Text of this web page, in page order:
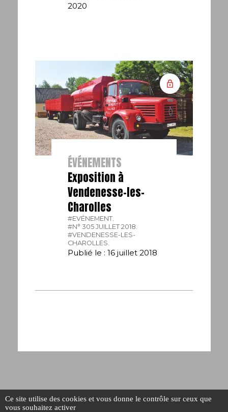
2020
ÉVÉNEMENTS
Exposition à
Vendenesse-les-
Charolles
#EVÉNEMENT.
#N° 305 JUILLET 2018.
#VENDENESSE-LES-
CHAROLLES.
Publié le : 16 juillet 2018
Ce site utilise des cookies et vous donne le contrôle sur ceux que
vous souhaitez activer